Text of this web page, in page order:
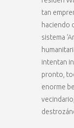
tan
haciendo
sistema
intentan
pronto,
enorme